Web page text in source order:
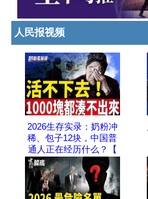
人民报视频
2026生存实录：奶粉冲
稀、包子12块，中国普
通人正在经历什么？【